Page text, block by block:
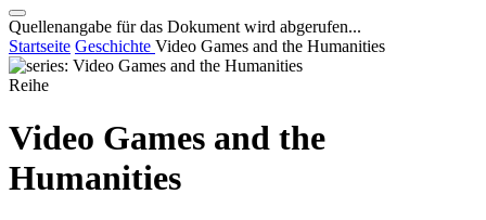
Quellenangabe für das Dokument wird abgerufen...
Startseite Geschichte Video Games and the Humanities
Reihe
Video Games and the
Humanities